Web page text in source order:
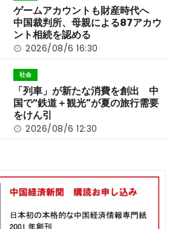
ゲームアカウントも財産時代へ
中国裁判所、母親による87アカウ
ント相続を認める
2026/08/6 16:30
社会
「列車」が新たな消費を創出 中
国で“鉄道＋観光”が夏の旅行需要
をけん引
2026/08/6 12:30